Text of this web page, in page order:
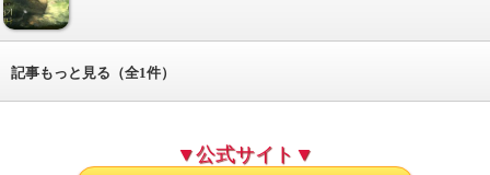
記事もっと見る（全1件）
▼公式サイト▼